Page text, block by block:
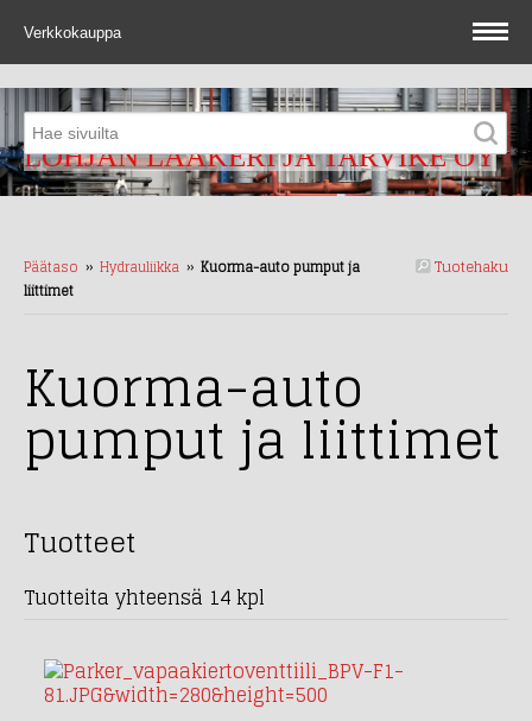
Verkkokauppa
LOHJAN LAAKERI JA TARVIKE OY
Tuotehaku
Päätaso ›› Hydrauliikka ›› Kuorma-auto pumput ja
liittimet
Kuorma-auto
pumput ja liittimet
Tuotteet
Tuotteita yhteensä 14 kpl